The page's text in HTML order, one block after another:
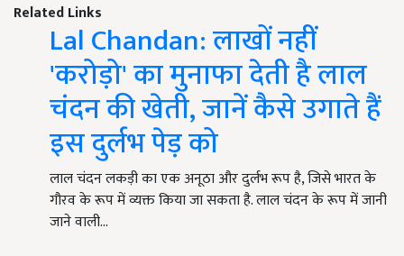
Related Links
Lal Chandan: लाखों नहीं
'करोड़ो' का मुनाफा देती है लाल
चंदन की खेती, जानें कैसे उगाते हैं
इस दुर्लभ पेड़ को
लाल चंदन लकड़ी का एक अनूठा और दुर्लभ रूप है, जिसे भारत के
गौरव के रूप में व्यक्त किया जा सकता है. लाल चंदन के रूप में जानी
जाने वाली…